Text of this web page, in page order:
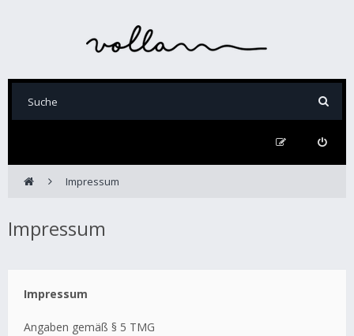
Impressum
Impressum
Impressum
Angaben gemäß § 5 TMG